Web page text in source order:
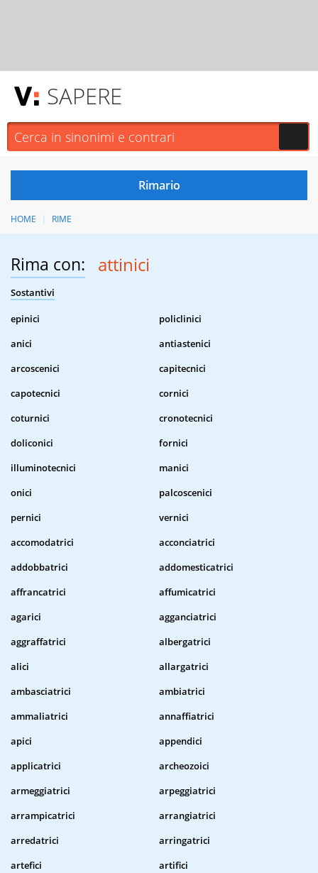
SAPERE
HOME RIME
Rima con: attinici
Sostantivi
epinici
policlinici
anici
antiastenici
arcoscenici
capitecnici
capotecnici
cornici
coturnici
cronotecnici
doliconici
fornici
illuminotecnici
manici
onici
palcoscenici
pernici
vernici
accomodatrici
acconciatrici
addobbatrici
addomesticatrici
affrancatrici
affumicatrici
agarici
agganciatrici
aggraffatrici
albergatrici
alici
allargatrici
ambasciatrici
ambiatrici
ammaliatrici
annaffiatrici
apici
appendici
applicatrici
archeozoici
armeggiatrici
arpeggiatrici
arrampicatrici
arrangiatrici
arredatrici
arringatrici
artefici
artifici